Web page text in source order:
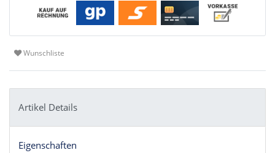
Wunschliste
Artikel Details
Eigenschaften